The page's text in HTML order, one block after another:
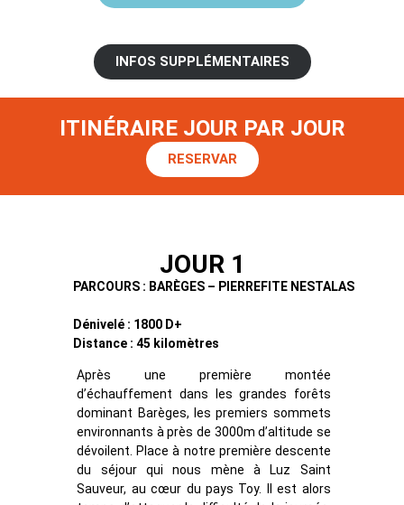
INFOS SUPPLÉMENTAIRES
ITINÉRAIRE JOUR PAR JOUR
RESERVAR
JOUR 1
PARCOURS : BARÈGES – PIERREFITE NESTALAS
Dénivelé : 1800 D+
Distance : 45 kilomètres
Après une première montée
d’échauffement dans les grandes forêts
dominant Barèges, les premiers sommets
environnants à près de 3000m d’altitude se
dévoilent. Place à notre première descente
du séjour qui nous mène à Luz Saint
Sauveur, au cœur du pays Toy. Il est alors